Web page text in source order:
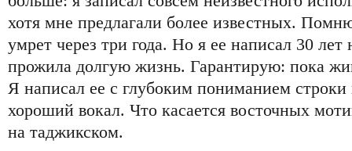
хотя мне предлагали более известных.
умрет через три года. Но я ее написал 30 лет
прожила долгую жизнь. Гарантирую: пока
Я написал ее с глубоким пониманием
хороший вокал. Что касается восточных
на таджикском.